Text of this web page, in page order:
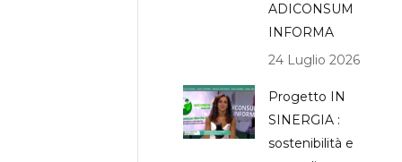
ADICONSUM
INFORMA
24 Luglio 2026
Progetto IN
SINERGIA :
sostenibilità e